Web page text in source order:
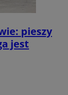
pieszy
jest